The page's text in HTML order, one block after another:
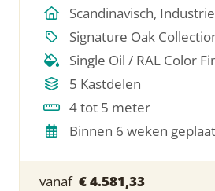
Signature Oak
Single Oil / RAL Color
5 Kastdelen
4 tot 5 meter
Binnen 6 weken
vanaf € 4.581,33